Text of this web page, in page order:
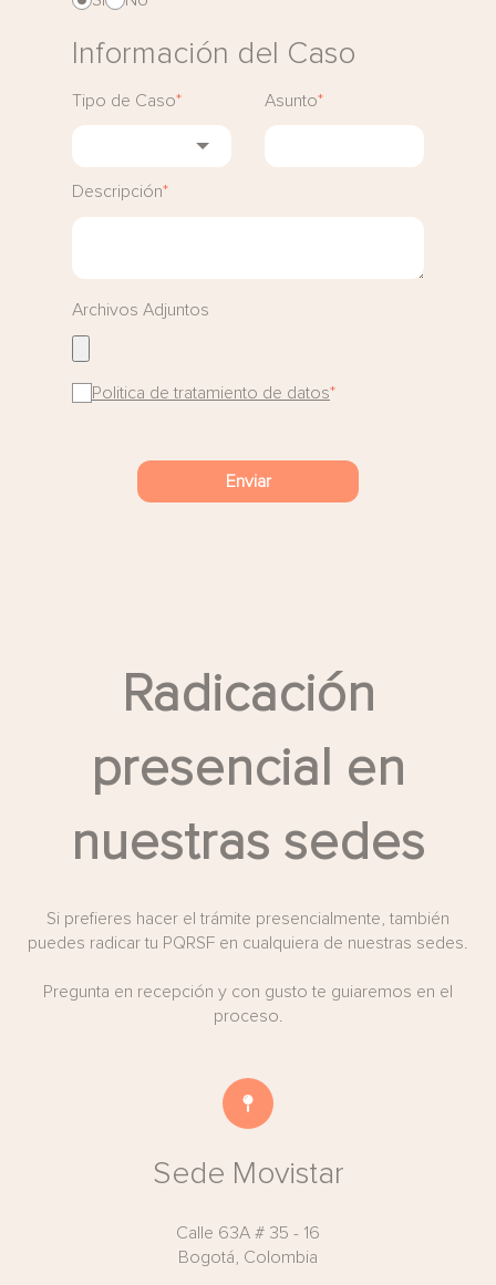
Información del Caso
Tipo de Caso* Asunto*
Descripción*
Archivos Adjuntos
Politica de tratamiento de datos*
Enviar
Radicación
presencial en
nuestras sedes
Si prefieres hacer el trámite presencialmente, también
puedes radicar tu PQRSF en cualquiera de nuestras sedes.
Pregunta en recepción y con gusto te guiaremos en el
proceso.
Sede Movistar
Calle 63A # 35 - 16
Bogotá, Colombia